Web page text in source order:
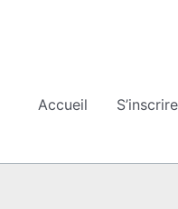
Accueil S’inscrire